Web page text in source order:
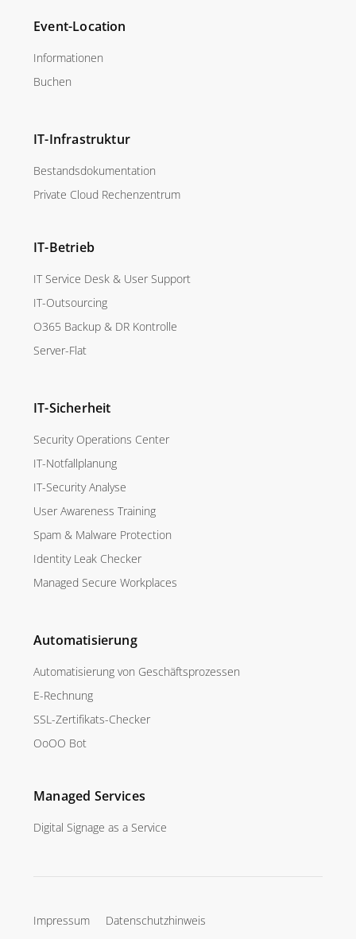
Event-Location
Informationen
Buchen
IT-Infrastruktur
Bestandsdokumentation
Private Cloud Rechenzentrum
IT-Betrieb
IT Service Desk & User Support
IT-Outsourcing
O365 Backup & DR Kontrolle
Server-Flat
IT-Sicherheit
Security Operations Center
IT-Notfallplanung
IT-Security Analyse
User Awareness Training
Spam & Malware Protection
Identity Leak Checker
Managed Secure Workplaces
Automatisierung
Automatisierung von Geschäftsprozessen
E-Rechnung
SSL-Zertifikats-Checker
OoOO Bot
Managed Services
Digital Signage as a Service
Impressum
Datenschutzhinweis